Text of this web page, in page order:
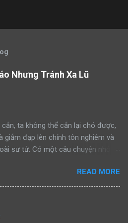
Nhưng Tránh Xa Lũ
ta không thể cắn lại chó được,
giẫm đạp lên chính tôn nghiêm và
sư tử. Có một câu chuyện nhỏ
cả hai gặp một con sư tử đực
thang một mình. Sư tử bố bèn
nhìn bố đánh đuổi kẻ xâm phạm
đi như thế nào”. Rồi sư tử bố lao
chiến đấu, bảo vệ khu vực của
READ MORE